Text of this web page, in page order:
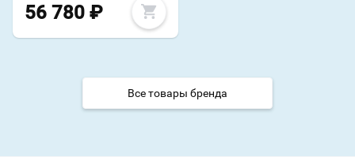
56 780 ₽
Все товары бренда